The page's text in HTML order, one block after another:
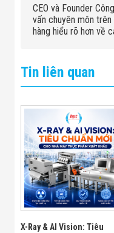
CEO và Founder
vấn chuyên môn
hàng hiểu rõ hơn về
Tin liên quan
X-Ray & AI Vision: Tiêu